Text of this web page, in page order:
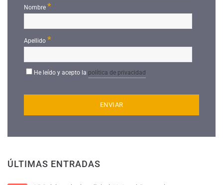
Nombre*
Apellido *
He leído y acepto la política de privacidad
ÚLTIMAS ENTRADAS